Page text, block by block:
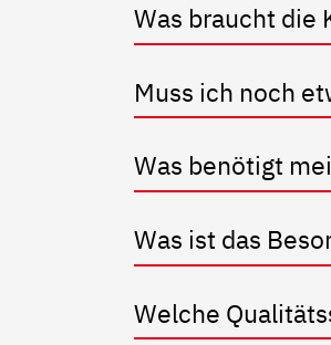
Was braucht die
Muss ich noch
Was benötigt
Was ist das
Welche